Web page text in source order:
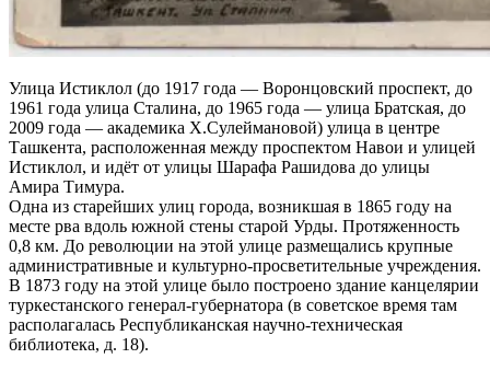
Улица Истиклол (до 1917 года — Воронцовский проспект, до
1961 года улица Сталина, до 1965 года — улица Братская, до
2009 года — академика Х.Сулеймановой) улица в центре
Ташкента, расположенная между проспектом Навои и улицей
Истиклол, и идёт от улицы Шарафа Рашидова до улицы
Амира Тимура.
Одна из старейших улиц города, возникшая в 1865 году на
месте рва вдоль южной стены старой Урды. Протяженность
0,8 км. До революции на этой улице размещались крупные
административные и культурно-просветительные учреждения.
В 1873 году на этой улице было построено здание канцелярии
туркестанского генерал-губернатора (в советское время там
располагалась Республиканская научно-техническая
библиотека, д. 18).